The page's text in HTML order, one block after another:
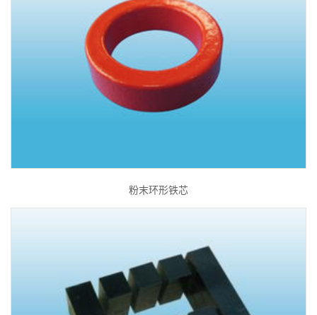
粉末环形铁芯